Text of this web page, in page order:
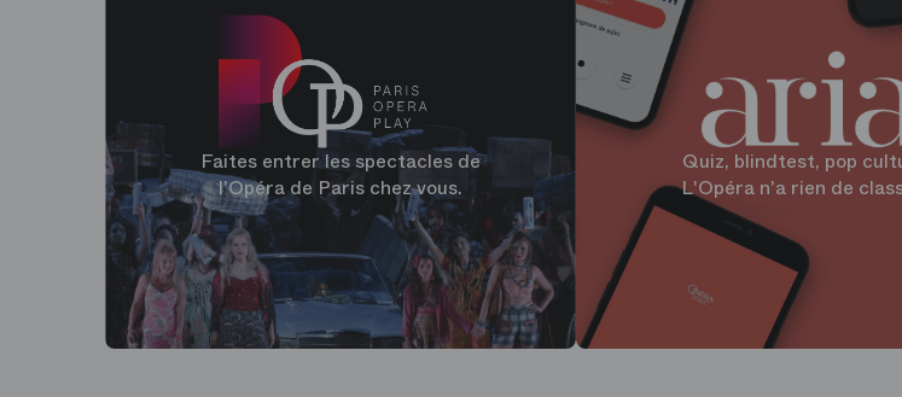
Faites entrer les spectacles de
l'Opéra de Paris chez vous.
Quiz, blindtest, pop
L'Opéra n'a rien de